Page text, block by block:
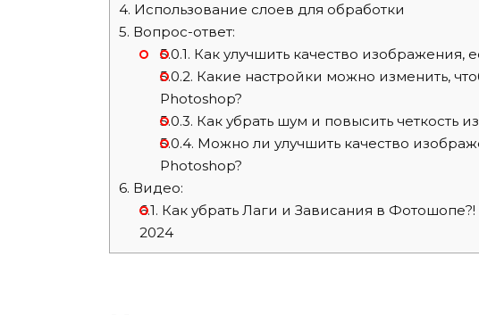
4. Использование слоев для обработки
5. Вопрос-ответ:
5.0.1. Как улучшить качество изображения,
5.0.2. Какие настройки можно изменить,
Photoshop?
5.0.3. Как убрать шум и повысить четкость
5.0.4. Можно ли улучшить качество
Photoshop?
6. Видео:
6.1. Как убрать Лаги и Зависания в
2024